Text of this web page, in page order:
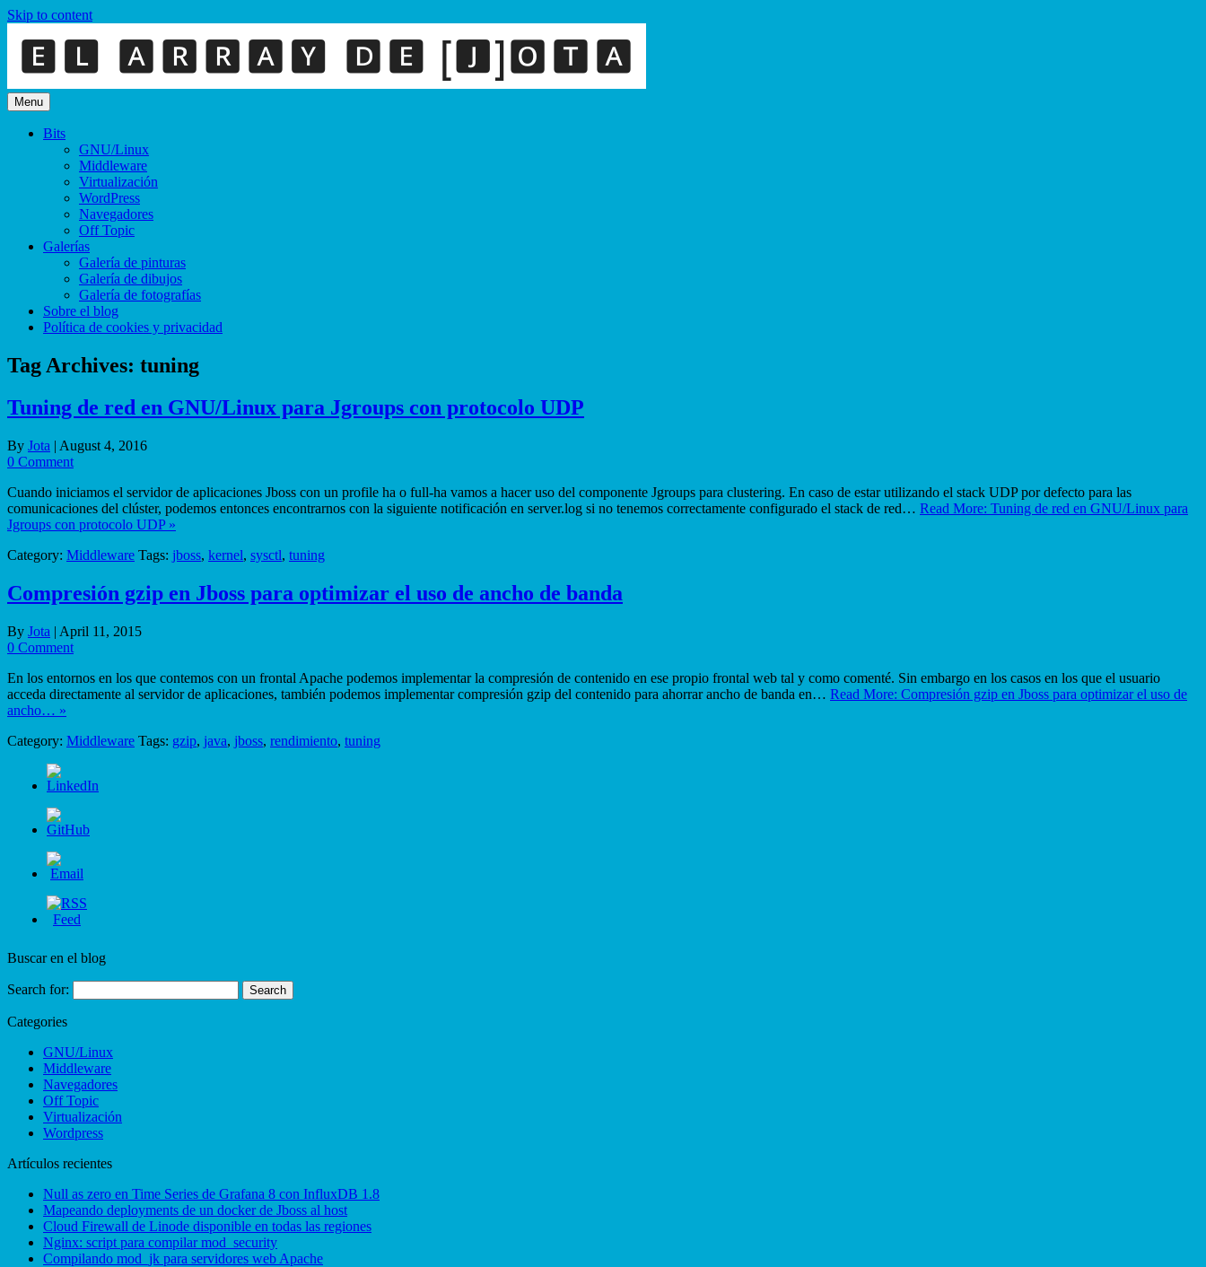
Skip to content
Menu
Bits
GNU/Linux
Middleware
Virtualización
WordPress
Navegadores
Off Topic
Galerías
Galería de pinturas
Galería de dibujos
Galería de fotografías
Sobre el blog
Política de cookies y privacidad
Tag Archives: tuning
Tuning de red en GNU/Linux para Jgroups con protocolo UDP
By Jota | August 4, 2016
0 Comment
Cuando iniciamos el servidor de aplicaciones Jboss con un profile ha o full-ha vamos a hacer uso del componente Jgroups para clustering. En caso de estar utilizando el stack UDP por defecto para las
comunicaciones del clúster, podemos entonces encontrarnos con la siguiente notificación en server.log si no tenemos correctamente configurado el stack de red… Read More: Tuning de red en GNU/Linux para
Jgroups con protocolo UDP »
Category: Middleware Tags: jboss, kernel, sysctl, tuning
Compresión gzip en Jboss para optimizar el uso de ancho de banda
By Jota | April 11, 2015
0 Comment
En los entornos en los que contemos con un frontal Apache podemos implementar la compresión de contenido en ese propio frontal web tal y como comenté. Sin embargo en los casos en los que el usuario
acceda directamente al servidor de aplicaciones, también podemos implementar compresión gzip del contenido para ahorrar ancho de banda en… Read More: Compresión gzip en Jboss para optimizar el uso de
ancho… »
Category: Middleware Tags: gzip, java, jboss, rendimiento, tuning
Buscar en el blog
Search for:
Categories
GNU/Linux
Middleware
Navegadores
Off Topic
Virtualización
Wordpress
Artículos recientes
Null as zero en Time Series de Grafana 8 con InfluxDB 1.8
Mapeando deployments de un docker de Jboss al host
Cloud Firewall de Linode disponible en todas las regiones
Nginx: script para compilar mod_security
Compilando mod_jk para servidores web Apache